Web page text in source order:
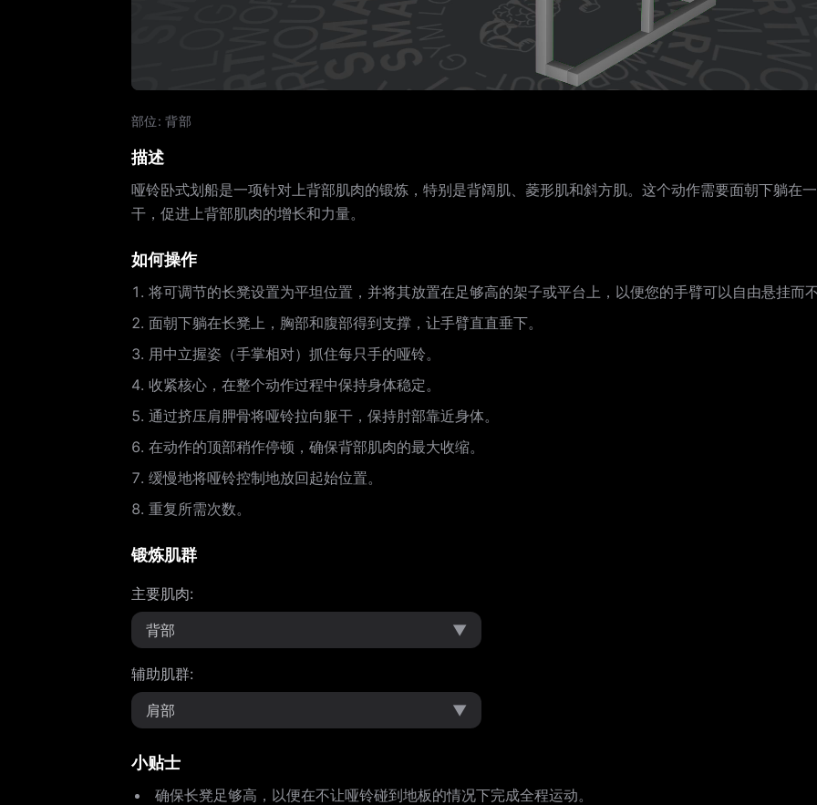
部位: 背部
描述
哑铃卧式划船是一项针对上背部肌肉的锻炼，特别是背阔肌、菱形肌和斜方肌。这个动作需要面朝下躺在
干，促进上背部肌肉的增长和力量。
如何操作
将可调节的长凳设置为平坦位置，并将其放置在足够高的架子或平台上，以便您的手臂可以自由悬挂而不
面朝下躺在长凳上，胸部和腹部得到支撑，让手臂直直垂下。
用中立握姿（手掌相对）抓住每只手的哑铃。
收紧核心，在整个动作过程中保持身体稳定。
通过挤压肩胛骨将哑铃拉向躯干，保持肘部靠近身体。
在动作的顶部稍作停顿，确保背部肌肉的最大收缩。
缓慢地将哑铃控制地放回起始位置。
重复所需次数。
锻炼肌群
主要肌肉:
背部
▼
辅助肌群:
肩部
▼
小贴士
确保长凳足够高，以便在不让哑铃碰到地板的情况下完成全程运动。